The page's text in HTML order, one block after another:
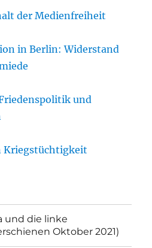
der Medienfreiheit
in Berlin: Widerstand
und
Kriegstüchtigkeit
und die linke
Oktober 2021)